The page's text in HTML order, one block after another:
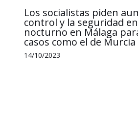
Los socialistas piden
control y la seguridad
nocturno en Málaga
casos como el de Murcia
14/10/2023